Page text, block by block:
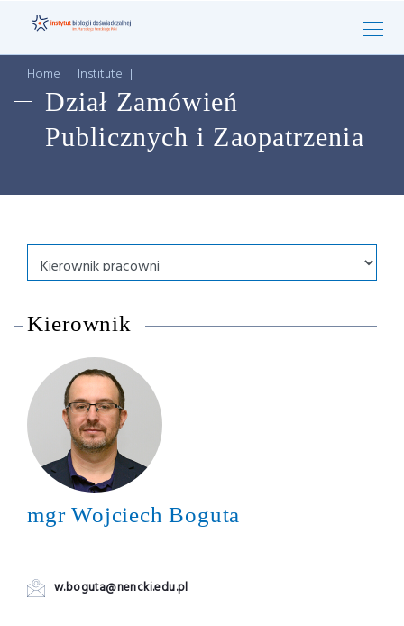
Home | Institute |
Dział Zamówień
Publicznych i Zaopatrzenia
Kierownik
mgr Wojciech Boguta
w.boguta@nencki.edu.pl